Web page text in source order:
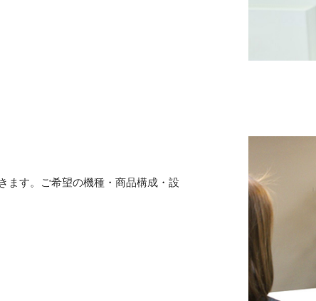
ます。ご希望の機種・商品構成・設